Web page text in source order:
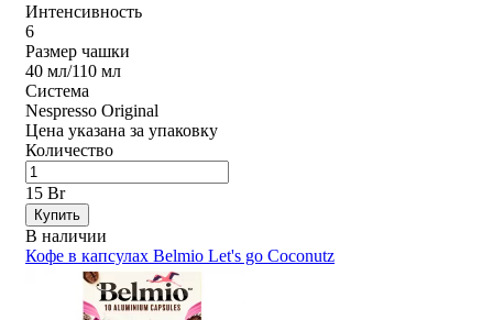
Интенсивность
6
Размер чашки
40 мл/110 мл
Система
Nespresso Original
Цена указана за упаковку
Количество
15 Br
Купить
В наличии
Кофе в капсулах Belmio Let's go Coconutz